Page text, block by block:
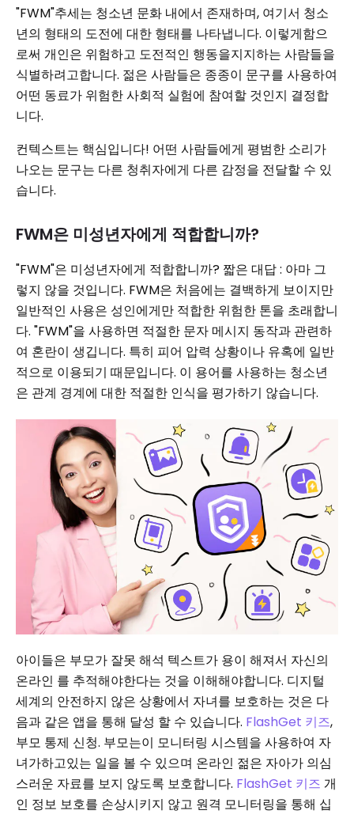
"FWM"추세는 청소년 문화 내에서 존재하며, 여기서 청소
년의 형태의 도전에 대한 형태를 나타냅니다. 이렇게함으
로써 개인은 위험하고 도전적인 행동을지지하는 사람들을
식별하려고합니다. 젊은 사람들은 종종이 문구를 사용하여
어떤 동료가 위험한 사회적 실험에 참여할 것인지 결정합
니다.
컨텍스트는 핵심입니다! 어떤 사람들에게 평범한 소리가
나오는 문구는 다른 청취자에게 다른 감정을 전달할 수 있
습니다.
FWM은 미성년자에게 적합합니까?
"FWM"은 미성년자에게 적합합니까? 짧은 대답 : 아마 그
렇지 않을 것입니다. FWM은 처음에는 결백하게 보이지만
일반적인 사용은 성인에게만 적합한 위험한 톤을 초래합니
다. "FWM"을 사용하면 적절한 문자 메시지 동작과 관련하
여 혼란이 생깁니다. 특히 피어 압력 상황이나 유혹에 일반
적으로 이용되기 때문입니다. 이 용어를 사용하는 청소년
은 관계 경계에 대한 적절한 인식을 평가하기 않습니다.
아이들은 부모가 잘못 해석 텍스트가 용이 해져서 자신의
온라인 를 추적해야한다는 것을 이해해야합니다. 디지털
세계의 안전하지 않은 상황에서 자녀를 보호하는 것은 다
음과 같은 앱을 통해 달성 할 수 있습니다. FlashGet 키즈,
부모 통제 신청. 부모는이 모니터링 시스템을 사용하여 자
녀가하고있는 일을 볼 수 있으며 온라인 젊은 자아가 의심
스러운 자료를 보지 않도록 보호합니다. FlashGet 키즈 개
인 정보 보호를 손상시키지 않고 원격 모니터링을 통해 십